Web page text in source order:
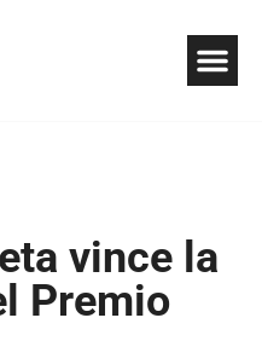
vince la
Premio